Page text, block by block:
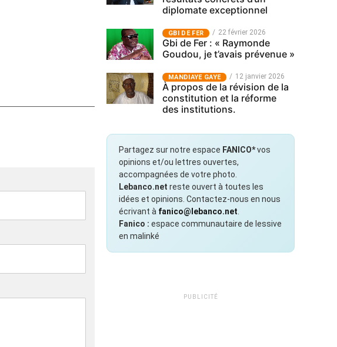
diplomate exceptionnel
GBI DE FER 22 février 2026
Gbi de Fer : « Raymonde
Goudou, je t’avais prévenue »
MANDIAYE GAYE 12 janvier 2026
À propos de la révision de la
constitution et la réforme
des institutions.
Partagez sur notre espace FANICO*vos
opinions et/ou lettres ouvertes,
accompagnées de votre photo.
Lebanco.net reste ouvert à toutes les
idées et opinions. Contactez-nous en nous
écrivant à fanico@lebanco.net
Fanico : espace communautaire de lessive
en malinké
PUBLICITÉ